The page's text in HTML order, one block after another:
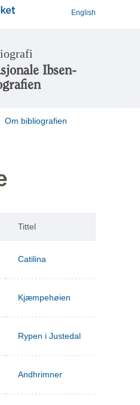
English
Ibsen-
Om bibliografien
Tittel
Catilina
Kjæmpehøien
Rypen i Justedal
Andhrimner